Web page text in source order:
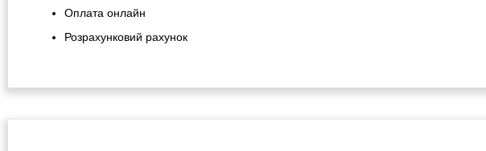
Оплата онлайн
Розрахунковий рахунок